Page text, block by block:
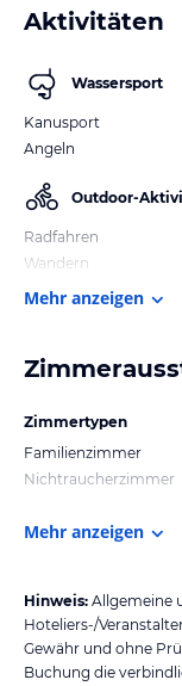
Aktivitäten
Wassersport
Kanusport
Angeln
Outdoor-
Radfahren
Wandern
Mehr anzeigen
Zimmertypen
Familienzimmer
Nichtraucherzimmer
Mehr anzeigen
Hinweis: Allgemeine
Hoteliers-/
Gewähr und ohne
Buchung die